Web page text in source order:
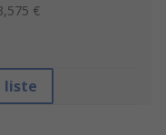
€
liste